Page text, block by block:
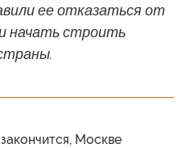
ее отказаться от
начать строить
Москве